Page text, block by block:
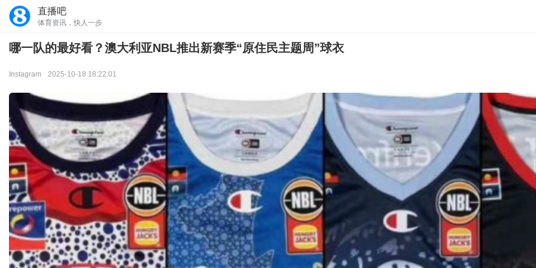
直播吧
体育资讯，快人一步
哪一队的最好看？澳大利亚NBL推出新赛季“原住民主题周”球衣
Instagram 2025-10-18 18:22:01